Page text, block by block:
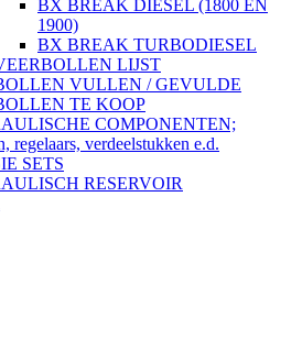
BX BREAK DIESEL (1800 EN
1900)
BX BREAK TURBODIESEL
LIJST
VULLEN / GEVULDE
TE KOOP
COMPONENTEN;
regelaars, verdeelstukken e.d.
SETS
RESERVOIR